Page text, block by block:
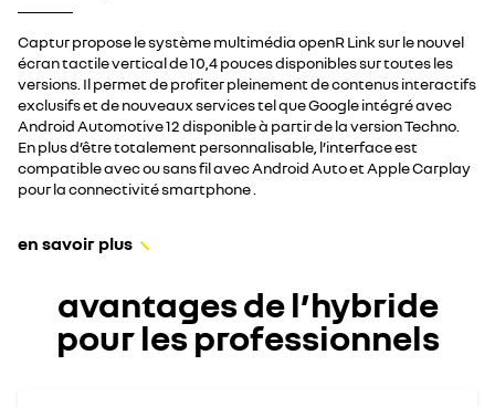
Captur propose le système multimédia openR Link sur le nouvel
écran tactile vertical de 10,4 pouces disponibles sur toutes les
versions. Il permet de profiter pleinement de contenus interactifs
exclusifs et de nouveaux services tel que Google intégré avec
Android Automotive 12 disponible à partir de la version Techno.
En plus d’être totalement personnalisable, l’interface est
compatible avec ou sans fil avec Android Auto et Apple Carplay
pour la connectivité smartphone .
en savoir plus
avantages de l’hybride
pour les professionnels